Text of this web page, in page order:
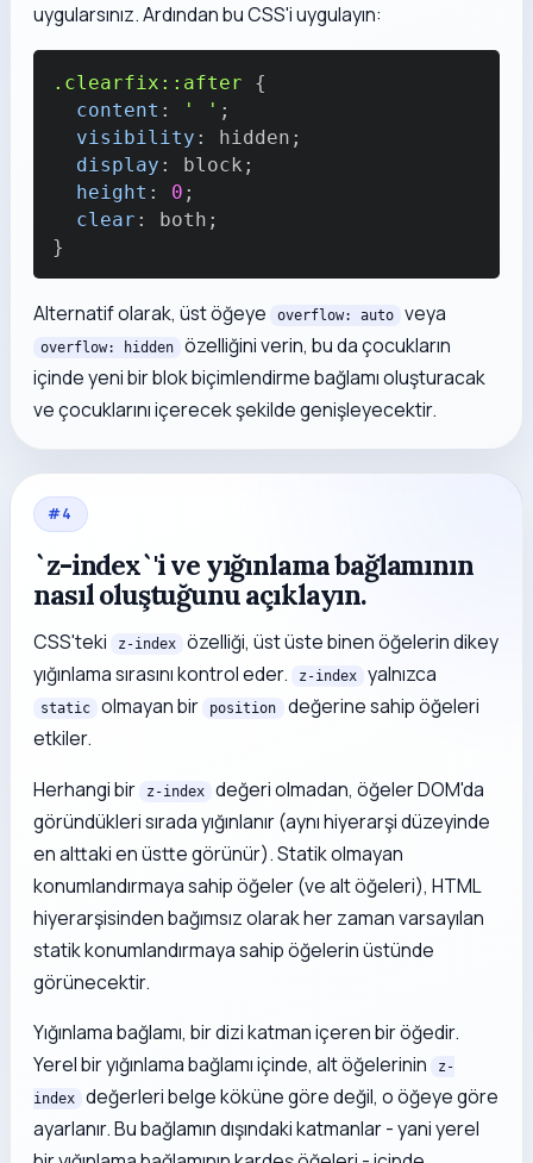
uygularsınız. Ardından bu CSS'i uygulayın:
.clearfix ::after
{
content : ' ' ;
visibility : hidden ;
display : block ;
height : 0 ;
clear : both ;
}
Alternatif olarak, üst öğeye overflow: auto veya
overflow: hidden
özelliğini verin, bu da çocukların
içinde yeni bir blok biçimlendirme bağlamı oluşturacak
ve çocuklarını içerecek şekilde genişleyecektir.
#4
`z-index`'i ve yığınlama bağlamının
nasıl oluştuğunu açıklayın.
CSS'teki z-index
özelliği, üst üste binen öğelerin dikey
yığınlama sırasını kontrol eder.
z-index yalnızca
static olmayan bir position
değerine sahip öğeleri
etkiler.
Herhangi bir
z-index
değeri olmadan, öğeler DOM'da
göründükleri sırada yığınlanır (aynı hiyerarşi düzeyinde
en alttaki en üstte görünür). Statik olmayan
konumlandırmaya sahip öğeler (ve alt öğeleri), HTML
hiyerarşisinden bağımsız olarak her zaman varsayılan
statik konumlandırmaya sahip öğelerin üstünde
görünecektir.
Yığınlama bağlamı, bir dizi katman içeren bir öğedir.
Yerel bir yığınlama bağlamı içinde, alt öğelerinin
z-
index
değerleri belge köküne göre değil, o öğeye göre
ayarlanır. Bu bağlamın dışındaki katmanlar - yani yerel